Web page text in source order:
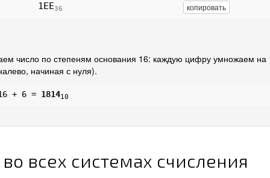
1EE36 копировать
число по степеням основания 16: каждую цифру умножаем на
начиная с нуля).
+ 6 = 181410
всех системах счисления